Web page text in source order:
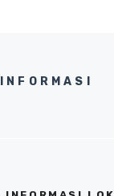
INFORMASI